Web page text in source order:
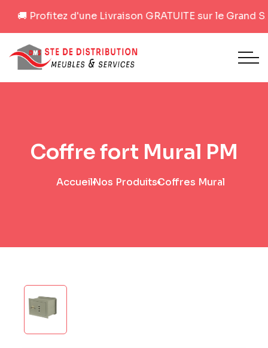
🚚 Profitez d'une Livraison GRATUITE sur le Grand
Coffre fort Mural PM
AccueilNos ProduitsCoffres Mural